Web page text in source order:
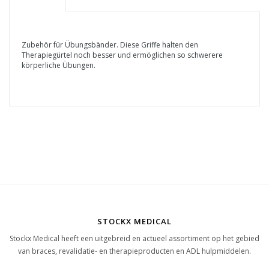
Zubehör für Übungsbänder. Diese Griffe halten den
Therapiegürtel noch besser und ermöglichen so schwerere
körperliche Übungen.
STOCKX MEDICAL
Stockx Medical heeft een uitgebreid en actueel assortiment op het gebied
van braces, revalidatie- en therapieproducten en ADL hulpmiddelen.